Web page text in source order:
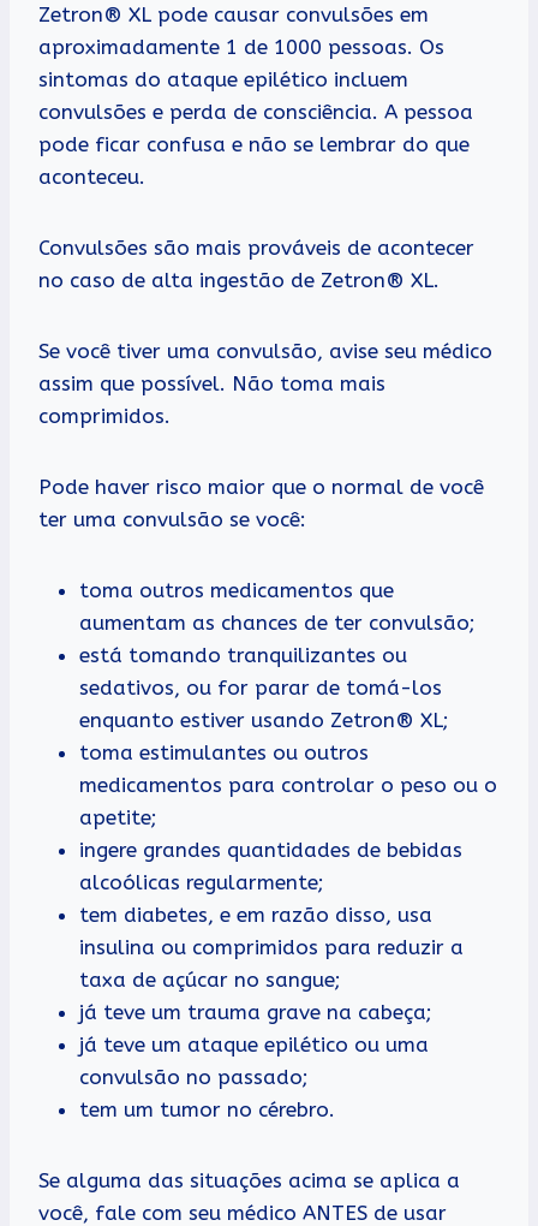
Zetron® XL pode causar convulsões em
aproximadamente 1 de 1000 pessoas. Os
sintomas do ataque epilético incluem
convulsões e perda de consciência. A pessoa
pode ficar confusa e não se lembrar do que
aconteceu.
Convulsões são mais prováveis de acontecer
no caso de alta ingestão de Zetron® XL.
Se você tiver uma convulsão, avise seu médico
assim que possível. Não toma mais
comprimidos.
Pode haver risco maior que o normal de você
ter uma convulsão se você:
toma outros medicamentos que
aumentam as chances de ter convulsão;
está tomando tranquilizantes ou
sedativos, ou for parar de tomá-los
enquanto estiver usando Zetron® XL;
toma estimulantes ou outros
medicamentos para controlar o peso ou o
apetite;
ingere grandes quantidades de bebidas
alcoólicas regularmente;
tem diabetes, e em razão disso, usa
insulina ou comprimidos para reduzir a
taxa de açúcar no sangue;
já teve um trauma grave na cabeça;
já teve um ataque epilético ou uma
convulsão no passado;
tem um tumor no cérebro.
Se alguma das situações acima se aplica a
você, fale com seu médico ANTES de usar